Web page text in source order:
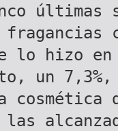
últimas
fragancias
lo hizo en
un
cosmética
las